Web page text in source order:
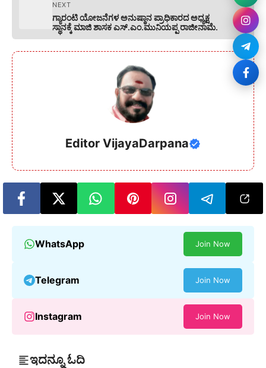
NEXT
ಗ್ಯಾರಂಟಿ ಯೋಜನೆಗಳ ಅನುಷ್ಠಾನ ಪ್ರಾಧಿಕಾರದ ಅಧ್ಯಕ್ಷ
ಸ್ಥಾನಕ್ಕೆ ಮಾಜಿ ಶಾಸಕ ಎಸ್.ಎಂ.ಮುನಿಯಪ್ಪ ರಾಜೀನಾಮೆ.
»
Editor VijayaDarpana
WhatsApp Join Now
Telegram Join Now
Instagram Join Now
ಇದನ್ನೂ ಓದಿ